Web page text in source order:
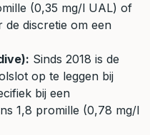
(0,35 mg/l UAL) of
discretie om een
Sinds 2018 is de
op te leggen bij
bij een
1,8 promille (0,78 mg/l